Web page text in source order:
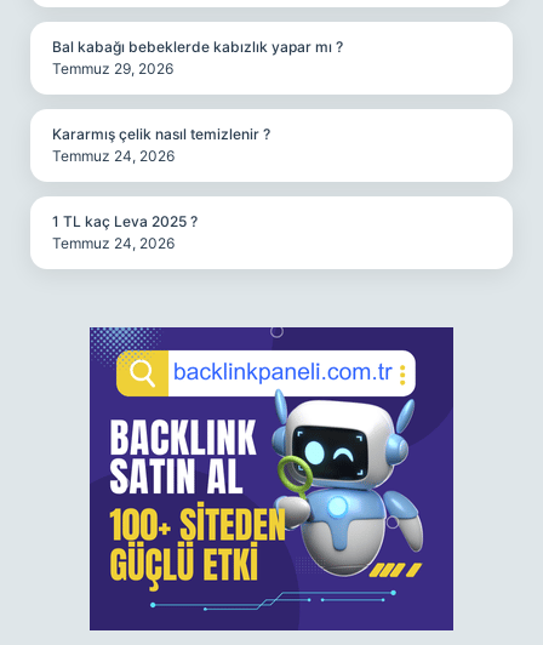
Bal kabağı bebeklerde kabızlık yapar mı ?
Temmuz 29, 2026
Kararmış çelik nasıl temizlenir ?
Temmuz 24, 2026
1 TL kaç Leva 2025 ?
Temmuz 24, 2026